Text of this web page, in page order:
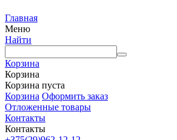
Главная
Меню
Найти
Корзина
Корзина
Корзина пуста
Корзина Оформить заказ
Отложенные товары
Контакты
Контакты